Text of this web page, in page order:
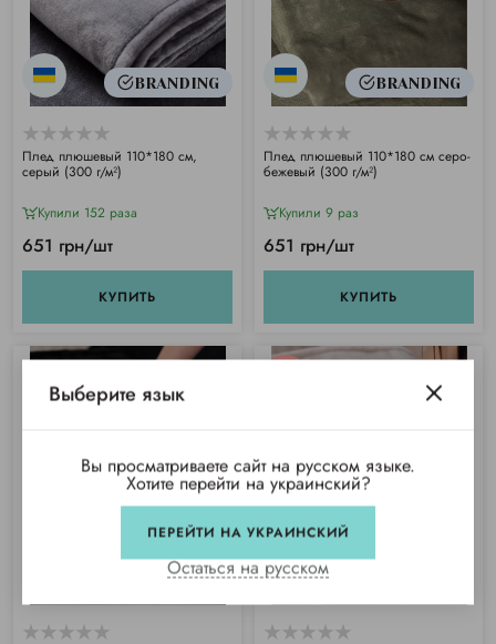
BRANDING
Плед плюшевый 110*180 см,
серый (300 г/м²)
Купили 152 раза
651 грн/шт
КУПИТЬ
BRANDING
Плед плюшевый 110*180 см серо-
бежевый (300 г/м²)
Купили 9 раз
651 грн/шт
КУПИТЬ
BRANDING
Выберите язык
Вы просматриваете сайт на русском языке.
Хотите перейти на украинский?
ПЕРЕЙТИ НА УКРАИНСКИЙ
Остаться на русском